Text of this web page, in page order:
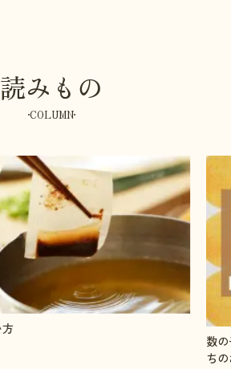
読みもの
COLUMN
「